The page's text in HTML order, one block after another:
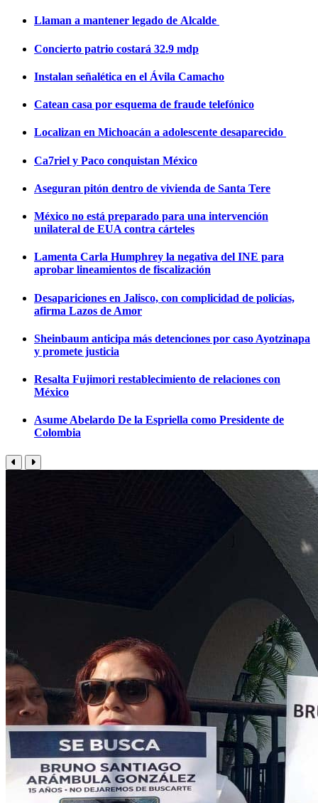
Llaman a mantener legado de Alcalde
Concierto patrio costará 32.9 mdp
Instalan señalética en el Ávila Camacho
Catean casa por esquema de fraude telefónico
Localizan en Michoacán a adolescente desaparecido
Ca7riel y Paco conquistan México
Aseguran pitón dentro de vivienda de Santa Tere
México no está preparado para una intervención
unilateral de EUA contra cárteles
Lamenta Carla Humphrey la negativa del INE para
aprobar lineamientos de fiscalización
Desapariciones en Jalisco, con complicidad de policías,
afirma Lazos de Amor
Sheinbaum anticipa más detenciones por caso Ayotzinapa
y promete justicia
Resalta Fujimori restablecimiento de relaciones con
México
Asume Abelardo De la Espriella como Presidente de
Colombia